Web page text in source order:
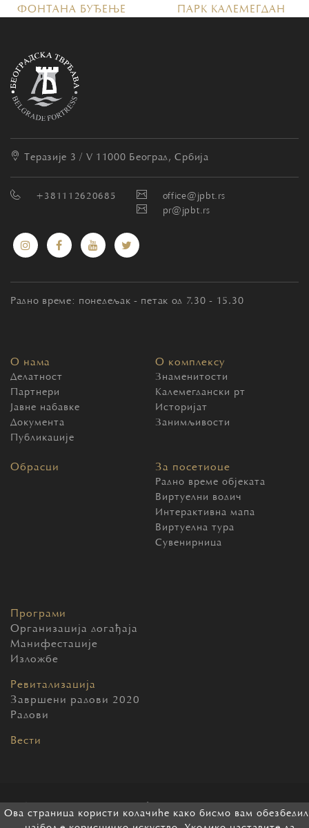
ФОНТАНА БУЂЕЊЕ ПАРК КАЛЕМЕГДАН
Ова страница користи колачиће како бисмо вам
Теразије 3 / V 11000 Београд, Србија
+381112620685
office@jpbt.rs
pr@jpbt.rs
Радно време: понедељак - петак од 7.30 - 15.30
О нама
Делатност
Партнери
Јавне набавке
Документа
Публикације
О комплексу
Знаменитости
Калемегдански рт
Историјат
Занимљивости
Обрасци За посетиоце
Радно време објеката
Виртуелни водич
Интерактивна мапа
Виртуелна тура
Сувенирница
Програми
Организација догађаја
Манифестације
Изложбе
Ревитализација
Завршени радови 2020
Радови
Вести
2026 Београдска тврђава. Сва права задржана.